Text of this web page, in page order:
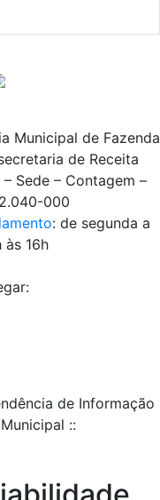
Municipal de Fazenda
de Receita
Sede – Contagem –
000
: de segunda a
16h
de Informação
::